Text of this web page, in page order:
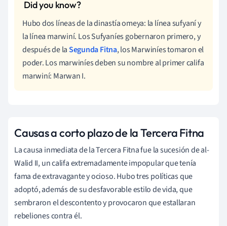
Hubo dos líneas de la dinastía omeya: la línea sufyaní y
la línea marwiní. Los Sufyaníes gobernaron primero, y
después de laSegunda Fitna, los Marwiníes tomaron el
poder. Los marwiníes deben su nombre al primer califa
marwiní: Marwan I.
Causas a corto plazo de la Tercera Fitna
La causa inmediata de la Tercera Fitna fue la sucesión de al-
Walid II, un califa extremadamente impopular que tenía
fama de extravagante y ocioso. Hubo tres políticas que
adoptó, además de su desfavorable estilo de vida, que
sembraron el descontento y provocaron que estallaran
rebeliones contra él.